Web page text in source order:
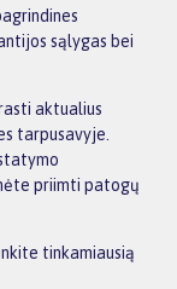
sąlygas bei
aktualius
tarpusavyje.
priimti patogų
tinkamiausią